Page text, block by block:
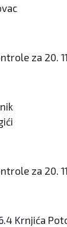
za 20.
za 20.
Krnjića